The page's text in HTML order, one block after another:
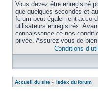
Vous devez être enregistré
que quelques secondes et
forum peut également
utilisateurs enregistrés.
connaissance de nos
privée. Assurez-vous de
Conditions
Accueil du site » Index du forum